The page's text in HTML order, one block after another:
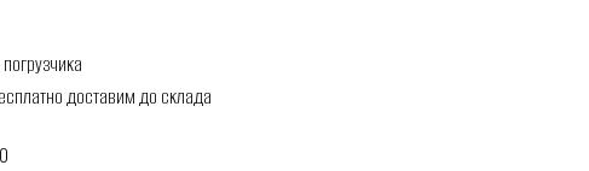
доставим до склада